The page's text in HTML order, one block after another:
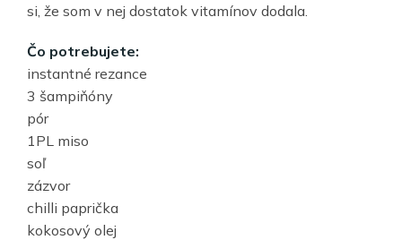
si, že som v nej dostatok vitamínov dodala.
Čo potrebujete:
instantné rezance
3 šampiňóny
pór
1PL miso
soľ
zázvor
chilli paprička
kokosový olej